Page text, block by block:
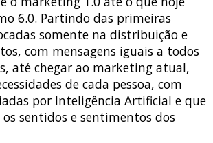
6.0. Partindo das primeiras
somente na distribuição e
com mensagens iguais a todos
até chegar ao marketing atual,
de cada pessoa, com
por Inteligência Artificial e que
sentidos e sentimentos dos